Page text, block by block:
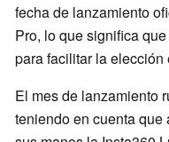
fecha de lanzamiento
Pro, lo que significa
para facilitar la elección
El mes de lanzamiento
teniendo en cuenta